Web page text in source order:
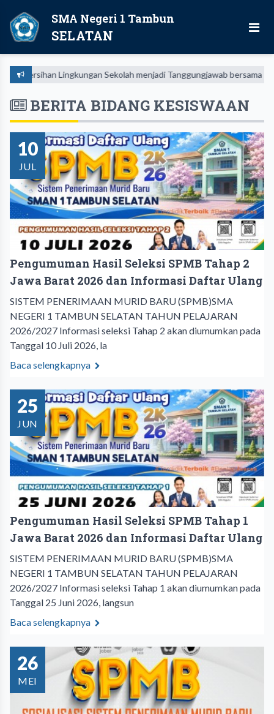
SMA Negeri 1 Tambun
SELATAN
Lingkungan Sekolah menjadi Tanggungjawab bersama
BERITA BIDANG KESISWAAN
10
JUL
Pengumuman Hasil Seleksi SPMB Tahap 2
Jawa Barat 2026 dan Informasi Daftar Ulang
SISTEM PENERIMAAN MURID BARU (SPMB)SMA
NEGERI 1 TAMBUN SELATAN TAHUN PELAJARAN
2026/2027 Informasi seleksi Tahap 2 akan diumumkan pada
Tanggal 10 Juli 2026, la
Baca selengkapnya
25
JUN
Pengumuman Hasil Seleksi SPMB Tahap 1
Jawa Barat 2026 dan Informasi Daftar Ulang
SISTEM PENERIMAAN MURID BARU (SPMB)SMA
NEGERI 1 TAMBUN SELATAN TAHUN PELAJARAN
2026/2027 Informasi seleksi Tahap 1 akan diumumkan pada
Tanggal 25 Juni 2026, langsun
Baca selengkapnya
26
MEI